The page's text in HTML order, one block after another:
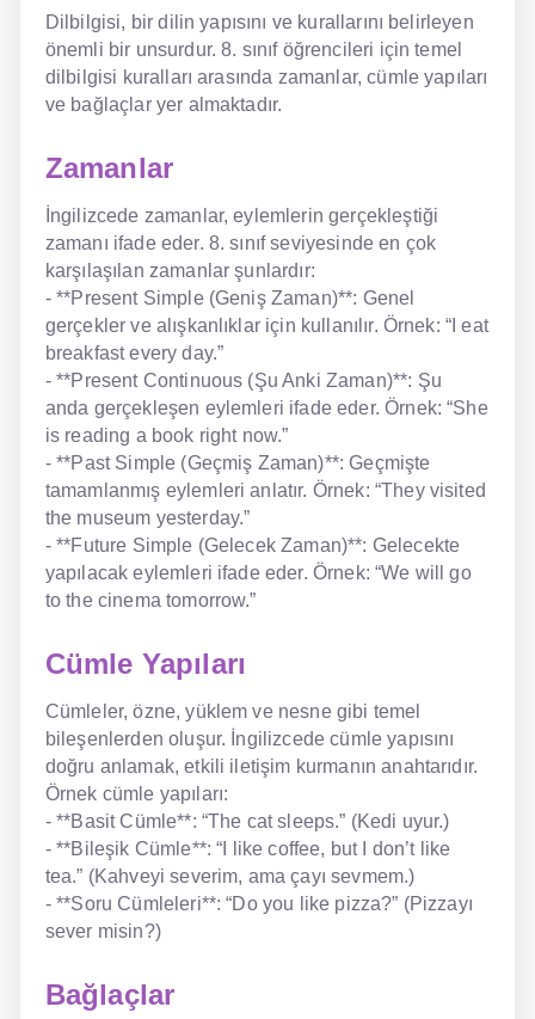
Offline İngilizce
Online İngilizce
Gizlilik Politikası
Bize Ulaşın
Dilbilgisi, bir dilin yapısını ve kurallarını belirleyen
önemli bir unsurdur. 8. sınıf öğrencileri için temel
dilbilgisi kuralları arasında zamanlar, cümle yapıları
ve bağlaçlar yer almaktadır.
Zamanlar
İngilizcede zamanlar, eylemlerin gerçekleştiği
zamanı ifade eder. 8. sınıf seviyesinde en çok
karşılaşılan zamanlar şunlardır:
- **Present Simple (Geniş Zaman)**: Genel
gerçekler ve alışkanlıklar için kullanılır. Örnek: “I eat
breakfast every day.”
- **Present Continuous (Şu Anki Zaman)**: Şu
anda gerçekleşen eylemleri ifade eder. Örnek: “She
is reading a book right now.”
- **Past Simple (Geçmiş Zaman)**: Geçmişte
tamamlanmış eylemleri anlatır. Örnek: “They visited
the museum yesterday.”
- **Future Simple (Gelecek Zaman)**: Gelecekte
yapılacak eylemleri ifade eder. Örnek: “We will go
to the cinema tomorrow.”
Cümle Yapıları
Cümleler, özne, yüklem ve nesne gibi temel
bileşenlerden oluşur. İngilizcede cümle yapısını
doğru anlamak, etkili iletişim kurmanın anahtarıdır.
Örnek cümle yapıları:
- **Basit Cümle**: “The cat sleeps.” (Kedi uyur.)
- **Bileşik Cümle**: “I like coffee, but I don’t like
tea.” (Kahveyi severim, ama çayı sevmem.)
- **Soru Cümleleri**: “Do you like pizza?” (Pizzayı
sever misin?)
Bağlaçlar